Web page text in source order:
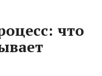
что